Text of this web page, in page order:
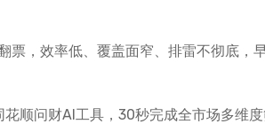
，效率低、覆盖面窄、排雷不彻底，
顺问财AI工具，30秒完成全市场多维